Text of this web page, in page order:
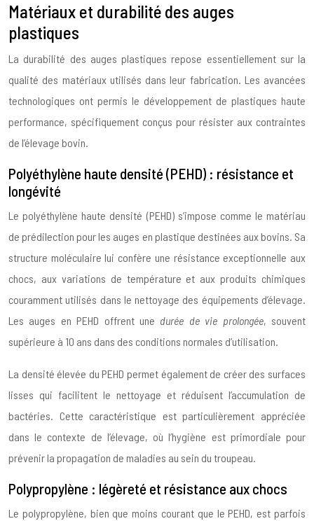
Matériaux et durabilité des auges
plastiques
La durabilité des auges plastiques repose essentiellement sur la
qualité des matériaux utilisés dans leur fabrication. Les avancées
technologiques ont permis le développement de plastiques haute
performance, spécifiquement conçus pour résister aux contraintes
de l’élevage bovin.
Polyéthylène haute densité (PEHD) : résistance et
longévité
Le polyéthylène haute densité (PEHD) s’impose comme le matériau
de prédilection pour les auges en plastique destinées aux bovins. Sa
structure moléculaire lui confère une résistance exceptionnelle aux
chocs, aux variations de température et aux produits chimiques
couramment utilisés dans le nettoyage des équipements d’élevage.
Les auges en PEHD offrent une durée de vie prolongée, souvent
supérieure à 10 ans dans des conditions normales d’utilisation.
La densité élevée du PEHD permet également de créer des surfaces
lisses qui facilitent le nettoyage et réduisent l’accumulation de
bactéries. Cette caractéristique est particulièrement appréciée
dans le contexte de l’élevage, où l’hygiène est primordiale pour
prévenir la propagation de maladies au sein du troupeau.
Polypropylène : légèreté et résistance aux chocs
Le polypropylène, bien que moins courant que le PEHD, est parfois